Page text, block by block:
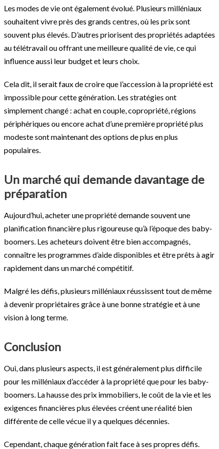
Les modes de vie ont également évolué. Plusieurs milléniaux
souhaitent vivre près des grands centres, où les prix sont
souvent plus élevés. D’autres priorisent des propriétés adaptées
au télétravail ou offrant une meilleure qualité de vie, ce qui
influence aussi leur budget et leurs choix.
Cela dit, il serait faux de croire que l’accession à la propriété est
impossible pour cette génération. Les stratégies ont
simplement changé : achat en couple, copropriété, régions
périphériques ou encore achat d’une première propriété plus
modeste sont maintenant des options de plus en plus
populaires.
Un marché qui demande davantage de
préparation
Aujourd’hui, acheter une propriété demande souvent une
planification financière plus rigoureuse qu’à l’époque des baby-
boomers. Les acheteurs doivent être bien accompagnés,
connaître les programmes d’aide disponibles et être prêts à agir
rapidement dans un marché compétitif.
Malgré les défis, plusieurs milléniaux réussissent tout de même
à devenir propriétaires grâce à une bonne stratégie et à une
vision à long terme.
Conclusion
Oui, dans plusieurs aspects, il est généralement plus difficile
pour les milléniaux d’accéder à la propriété que pour les baby-
boomers. La hausse des prix immobiliers, le coût de la vie et les
exigences financières plus élevées créent une réalité bien
différente de celle vécue il y a quelques décennies.
Cependant, chaque génération fait face à ses propres défis.